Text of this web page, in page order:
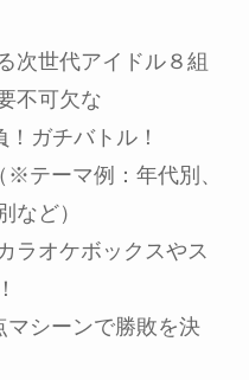
次世代アイドル８組
不可欠な
ガチバトル！
テーマ例：年代別、
など）
ラオケボックスやス
シーンで勝敗を決